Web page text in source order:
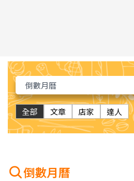
全部 文章 店家 達人
倒數月曆